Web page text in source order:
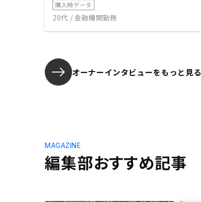
購入時データ
20代 / 金融機関勤務
オーナーインタビューをもっと見る
編集部おすすめ記事
MAGAZINE